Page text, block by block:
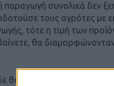
παραγωγή συνολικά δεν
τους αγρότες με
τότε η τιμή των
θα
θα συνέφερε τα μεγάλα